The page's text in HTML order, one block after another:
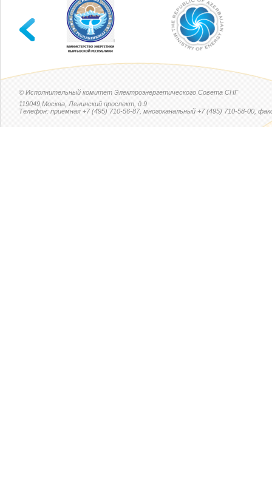
© Исполнительный комитет Электроэнергетического Совета СНГ
119049,Москва, Ленинский проспект, д.9
Телефон: приемная +7 (495) 710-56-87, многоканальный +7 (495) 710-58-00,